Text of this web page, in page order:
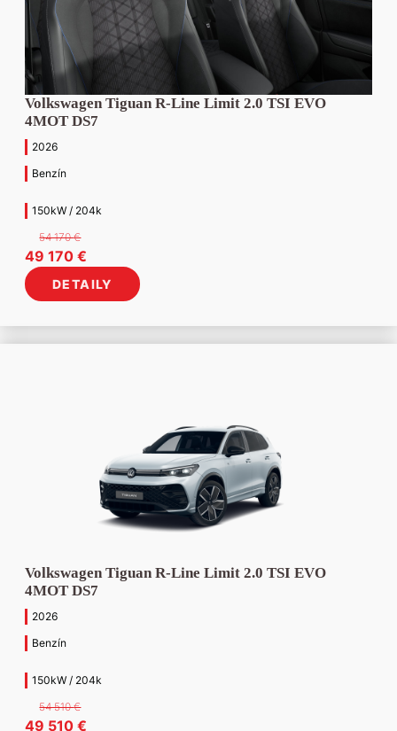
Volkswagen Tiguan R-Line Limit 2.0 TSI EVO
4MOT DS7
2026
Benzín
150kW / 204k
54 170€
Pôvodná
cena
bola:
170 €.
49 170 €Aktuálna
cena
je:
170 €.
DETAILY
Volkswagen Tiguan R-Line Limit 2.0 TSI EVO
4MOT DS7
2026
Benzín
150kW / 204k
54 510€
Pôvodná
49 510 €Aktuálna